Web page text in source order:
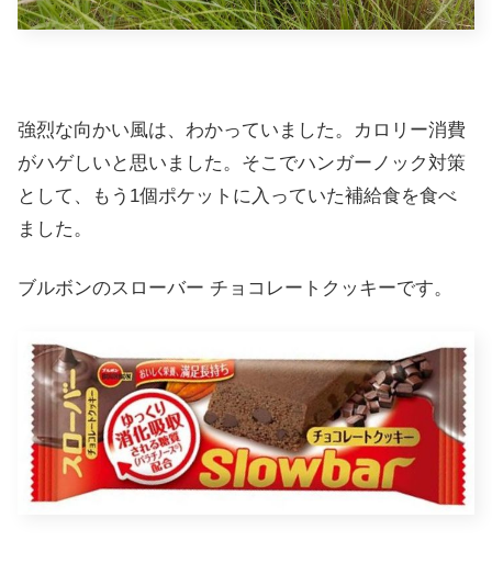
強烈な向かい風は、わかっていました。カロリー消費
がハゲしいと思いました。そこでハンガーノック対策
として、もう1個ポケットに入っていた補給食を食べ
ました。
ブルボンのスローバー チョコレートクッキーです。